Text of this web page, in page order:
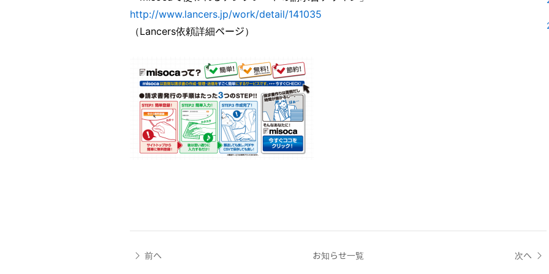
http://www.lancers.jp/work/detail/141035
（Lancers依頼詳細ページ）
前へ お知らせ一覧 次へ